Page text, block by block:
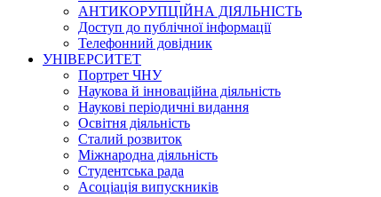
АНТИКОРУПЦІЙНА ДІЯЛЬНІСТЬ
Доступ до публічної інформації
Телефонний довідник
УНІВЕРСИТЕТ
Портрет ЧНУ
Наукова й інноваційна діяльність
Наукові періодичні видання
Освітня діяльність
Сталий розвиток
Міжнародна діяльність
Студентська рада
Асоціація випускників